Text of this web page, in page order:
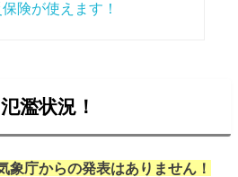
険が使えます！
濫状況！
象庁からの発表はありません！